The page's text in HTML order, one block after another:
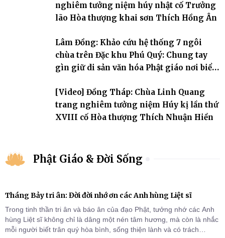
nghiêm tưởng niệm húy nhật cố Trưởng
lão Hòa thượng khai sơn Thích Hồng Ân
Lâm Đồng: Khảo cứu hệ thống 7 ngôi
chùa trên Đặc khu Phú Quý: Chung tay
gìn giữ di sản văn hóa Phật giáo nơi biển
[Video] Đồng Tháp: Chùa Linh Quang
trang nghiêm tưởng niệm Húy kị lần thứ
XVIII cố Hòa thượng Thích Nhuận Hiền
Phật Giáo & Đời Sống
Tháng Bảy tri ân: Đời đời nhớ ơn các Anh hùng Liệt sĩ
Trong tinh thần tri ân và báo ân của đạo Phật, tưởng nhớ các Anh
hùng Liệt sĩ không chỉ là dâng một nén tâm hương, mà còn là nhắc
mỗi người biết trân quý hòa bình, sống thiện lành và có trách